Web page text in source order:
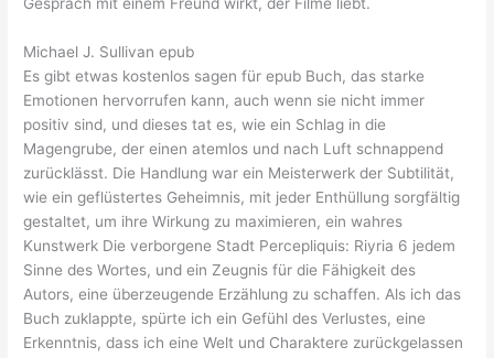
Gespräch mit einem Freund wirkt, der Filme liebt.
Michael J. Sullivan epub
Es gibt etwas kostenlos sagen für epub Buch, das starke
Emotionen hervorrufen kann, auch wenn sie nicht immer
positiv sind, und dieses tat es, wie ein Schlag in die
Magengrube, der einen atemlos und nach Luft schnappend
zurücklässt. Die Handlung war ein Meisterwerk der Subtilität,
wie ein geflüstertes Geheimnis, mit jeder Enthüllung sorgfältig
gestaltet, um ihre Wirkung zu maximieren, ein wahres
Kunstwerk Die verborgene Stadt Percepliquis: Riyria 6 jedem
Sinne des Wortes, und ein Zeugnis für die Fähigkeit des
Autors, eine überzeugende Erzählung zu schaffen. Als ich das
Buch zuklappte, spürte ich ein Gefühl des Verlustes, eine
Erkenntnis, dass ich eine Welt und Charaktere zurückgelassen